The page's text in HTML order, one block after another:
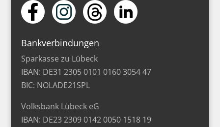
Bankverbindungen
Sparkasse zu Lübeck
IBAN: DE31 2305 0101 0160 3054 47
BIC: NOLADE21SPL
Volksbank Lübeck eG
IBAN: DE23 2309 0142 0050 1518 19